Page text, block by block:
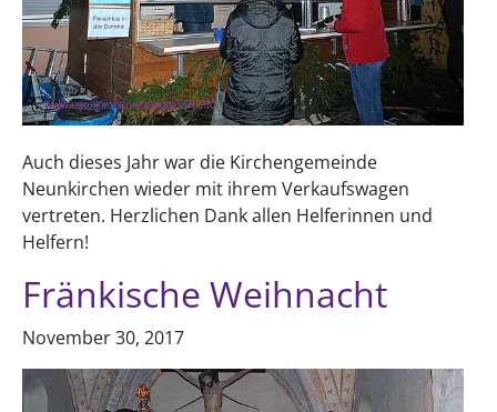
Auch dieses Jahr war die Kirchengemeinde
Neunkirchen wieder mit ihrem Verkaufswagen
vertreten. Herzlichen Dank allen Helferinnen und
Helfern!
Fränkische Weihnacht
November 30, 2017